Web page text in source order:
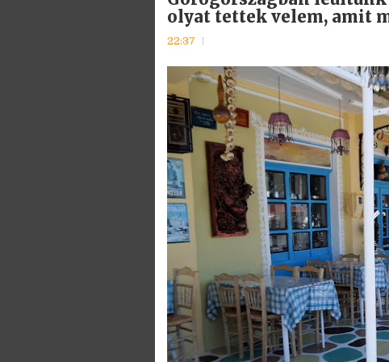
olyat tettek velem, amit
22:37